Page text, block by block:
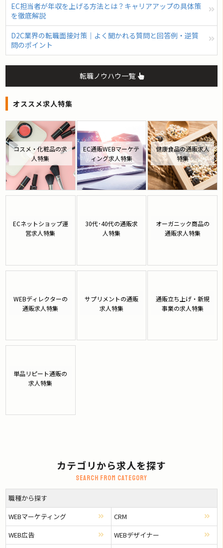
EC担当者が年収を上げる方法とは？キャリアアップの具体策
を徹底解説
D2C業界の転職面接対策｜よく聞かれる質問と回答例・逆質
問のポイント
転職ノウハウ一覧
オススメ求人特集
コスメ・化粧品の求
人特集
EC通販WEBマーケテ
ィング求人特集
健康食品の通販求人
特集
ECネットショップ運
営求人特集
30代･40代の通販求
人特集
オーガニック商品の
通販求人特集
WEBディレクターの
通販求人特集
サプリメントの通販
求人特集
通販立ち上げ・新規
事業の求人特集
単品リピート通販の
求人特集
カテゴリから求人を探す
Search from category
職種から探す
WEBマーケティング
CRM
WEB広告
WEBデザイナー